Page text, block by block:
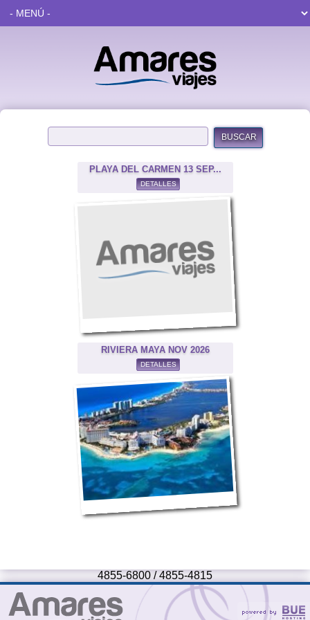
BUSCAR
PLAYA DEL CARMEN 13 SEP...
DETALLES
RIVIERA MAYA NOV 2026
DETALLES
4855-6800 / 4855-4815